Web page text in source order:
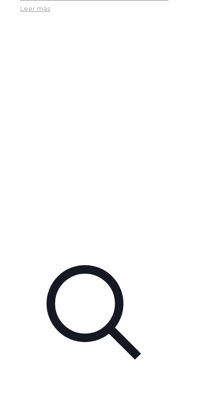
Leer más